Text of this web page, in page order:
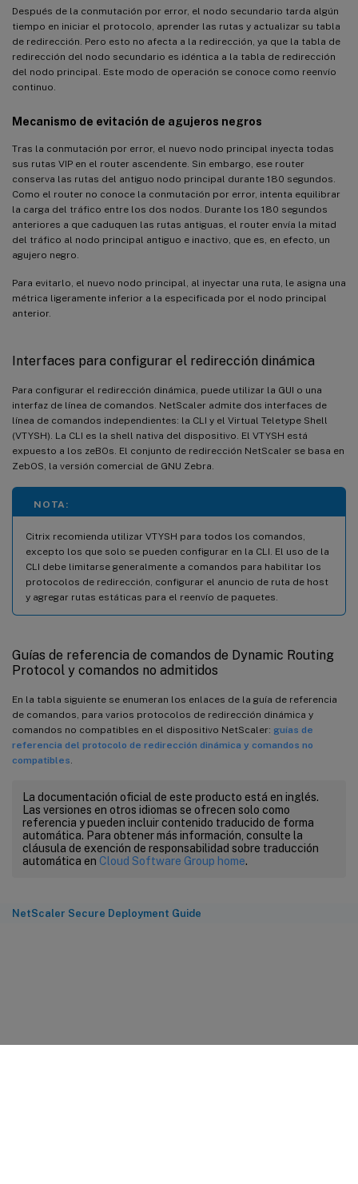
Después de la conmutación por error, el nodo secundario tarda algún
tiempo en iniciar el protocolo, aprender las rutas y actualizar su tabla
de redirección. Pero esto no afecta a la redirección, ya que la tabla de
redirección del nodo secundario es idéntica a la tabla de redirección
del nodo principal. Este modo de operación se conoce como reenvío
continuo.
Mecanismo de evitación de agujeros negros
Tras la conmutación por error, el nuevo nodo principal inyecta todas
sus rutas VIP en el router ascendente. Sin embargo, ese router
conserva las rutas del antiguo nodo principal durante 180 segundos.
Como el router no conoce la conmutación por error, intenta equilibrar
la carga del tráfico entre los dos nodos. Durante los 180 segundos
anteriores a que caduquen las rutas antiguas, el router envía la mitad
del tráfico al nodo principal antiguo e inactivo, que es, en efecto, un
agujero negro.
Para evitarlo, el nuevo nodo principal, al inyectar una ruta, le asigna una
métrica ligeramente inferior a la especificada por el nodo principal
anterior.
Interfaces para configurar el redirección dinámica
Para configurar el redirección dinámica, puede utilizar la GUI o una
interfaz de línea de comandos. NetScaler admite dos interfaces de
línea de comandos independientes: la CLI y el Virtual Teletype Shell
(VTYSH). La CLI es la shell nativa del dispositivo. El VTYSH está
expuesto a los zeBOs. El conjunto de redirección NetScaler se basa en
ZebOS, la versión comercial de GNU Zebra.
NOTA:
Citrix recomienda utilizar VTYSH para todos los comandos,
excepto los que solo se pueden configurar en la CLI. El uso de la
CLI debe limitarse generalmente a comandos para habilitar los
protocolos de redirección, configurar el anuncio de ruta de host
y agregar rutas estáticas para el reenvío de paquetes.
Guías de referencia de comandos de Dynamic Routing
Protocol y comandos no admitidos
En la tabla siguiente se enumeran los enlaces de la guía de referencia
de comandos, para varios protocolos de redirección dinámica y
comandos no compatibles en el dispositivo NetScaler: guías de
referencia del protocolo de redirección dinámica y comandos no
compatibles
La documentación oficial de este producto está en inglés.
Las versiones en otros idiomas se ofrecen solo como
referencia y pueden incluir contenido traducido de forma
automática. Para obtener más información, consulte la
cláusula de exención de responsabilidad sobre traducción
automática en Cloud Software Group home.
NetScaler Secure Deployment Guide